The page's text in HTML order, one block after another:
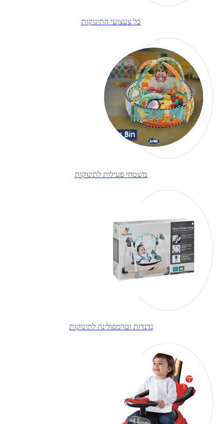
כל צעצועי התינוקות
משטחי פעילות לתינוקות
נדנדות וטרמפולינה לתינוקות